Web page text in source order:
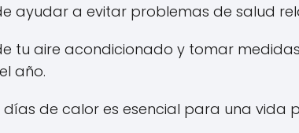
ayudar a evitar problemas de salud
tu aire acondicionado y tomar
año.
de calor es esencial para una vida